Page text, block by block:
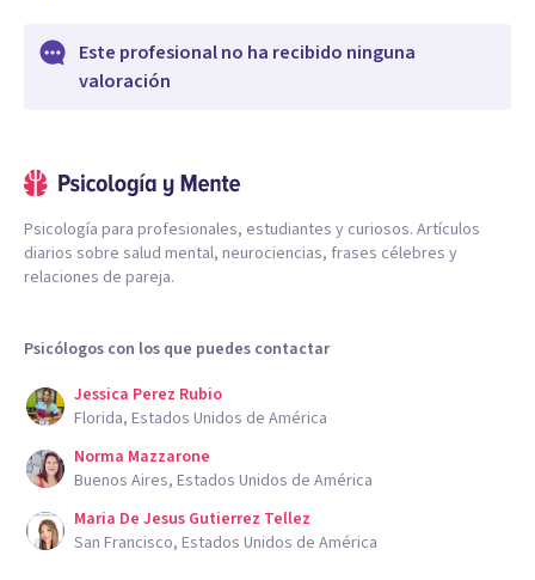
Este profesional no ha recibido ninguna
valoración
Psicología para profesionales, estudiantes y curiosos. Artículos
diarios sobre salud mental, neurociencias, frases célebres y
relaciones de pareja.
Psicólogos con los que puedes contactar
Jessica Perez Rubio
Florida, Estados Unidos de América
Norma Mazzarone
Buenos Aires, Estados Unidos de América
Maria De Jesus Gutierrez Tellez
San Francisco, Estados Unidos de América